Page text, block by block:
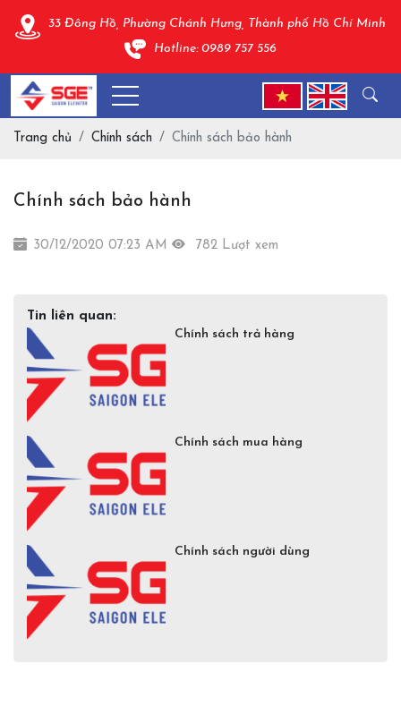
33 Đông Hồ, Phường Chánh Hưng, Thành phố Hồ Chí Minh
Hotline: 0989 757 556
Trang chủ Chính sách Chính sách bảo hành
Chính sách bảo hành
30/12/2020 07:23 AM 782 Lượt xem
Tin liên quan:
Chính sách trả hàng
Chính sách mua hàng
Chính sách người dùng